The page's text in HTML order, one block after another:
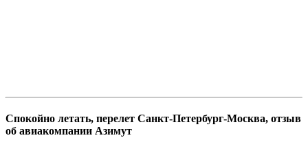
Спокойно летать, перелет Санкт-Петербург-Москва, отзыв
об авиакомпании Азимут